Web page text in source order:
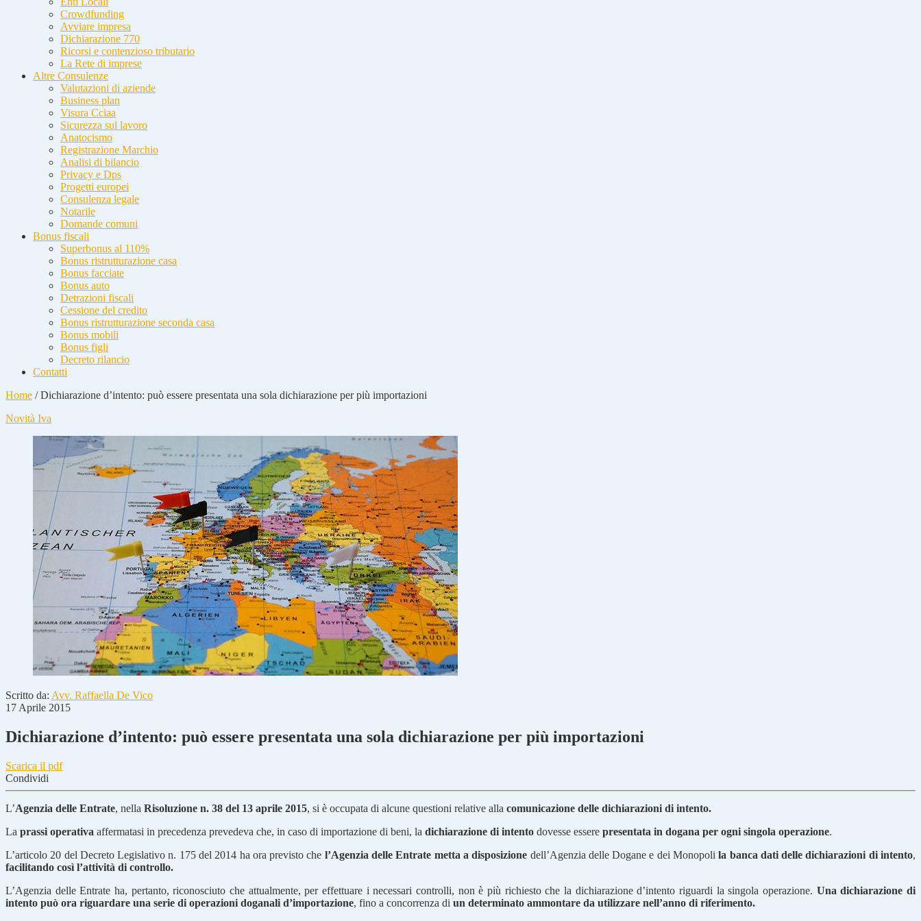
Crowdfunding
Avviare impresa
Dichiarazione 770
Ricorsi e contenzioso tributario
La Rete di imprese
Altre Consulenze
Valutazioni di aziende
Business plan
Visura Cciaa
Sicurezza sul lavoro
Anatocismo
Registrazione Marchio
Analisi di bilancio
Privacy e Dps
Progetti europei
Consulenza legale
Notarile
Domande comuni
Bonus fiscali
Superbonus al 110%
Bonus ristrutturazione casa
Bonus facciate
Bonus auto
Detrazioni fiscali
Cessione del credito
Bonus ristrutturazione seconda casa
Bonus mobili
Bonus figli
Decreto rilancio
Contatti
Home /Dichiarazione d’intento: può essere presentata una sola dichiarazione per più importazioni
Novità Iva
Scritto da: Avv. Raffaella De Vico
17 Aprile 2015
Dichiarazione d’intento: può essere presentata una sola dichiarazione per più importazioni
Scarica il pdf
Condividi
L’Agenzia delle Entrate, nella Risoluzione n. 38 del 13 aprile 2015, si è occupata di alcune questioni relative alla comunicazione delle dichiarazioni di intento.
La prassi operativa affermatasi in precedenza prevedeva che, in caso di importazione di beni, la dichiarazione di intento dovesse essere presentata in dogana per ogni singola operazione.
L’articolo 20 del Decreto Legislativo n. 175 del 2014 ha ora previsto che l’Agenzia delle Entrate metta a disposizione dell’Agenzia delle Dogane e dei Monopolila banca dati delle dichiarazioni di intento,
facilitando così l’attività di controllo.
L’Agenzia delle Entrate ha, pertanto, riconosciuto che attualmente, per effettuare i necessari controlli, non è più richiesto che la dichiarazione d’intento riguardi la singola operazione. Una dichiarazione di
intento può ora riguardare una serie di operazioni doganali d’importazione, fino a concorrenza di un determinato ammontare da utilizzare nell’anno di riferimento.